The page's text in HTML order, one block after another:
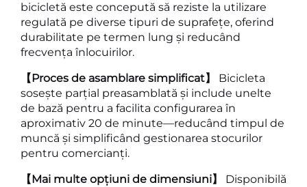
bicicletă este concepută să reziste la utilizare
regulată pe diverse tipuri de suprafețe, oferind
durabilitate pe termen lung și reducând
frecvența înlocuirilor.
【Proces de asamblare simplificat】 Bicicleta
sosește parțial preasamblată și include unelte
de bază pentru a facilita configurarea în
aproximativ 20 de minute—reducând timpul de
muncă și simplificând gestionarea stocurilor
pentru comercianți.
【Mai multe opțiuni de dimensiuni】 Disponibilă